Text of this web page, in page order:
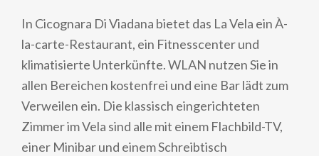
In Cicognara Di Viadana bietet das La Vela ein À-
la-carte-Restaurant, ein Fitnesscenter und
klimatisierte Unterkünfte. WLAN nutzen Sie in
allen Bereichen kostenfrei und eine Bar lädt zum
Verweilen ein. Die klassisch eingerichteten
Zimmer im Vela sind alle mit einem Flachbild-TV,
einer Minibar und einem Schreibtisch